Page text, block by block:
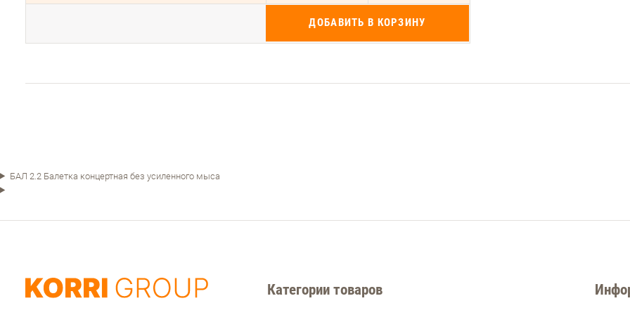
ДОБАВИТЬ В КОРЗИНУ
БАЛ 2.2 Балетка концертная без усиленного мыса
Категории товаров